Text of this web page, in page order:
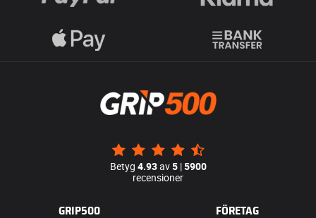
Betyg 4.93av5|5900
recensioner
GRIP500 FÖRETAG